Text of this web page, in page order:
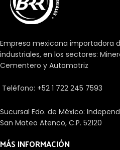
Empresa mexicana importadora
industriales, en los sectores:
Cementero y Automotriz
Teléfono: +52 1 722 245 7593
Sucursal Edo. de México:
San Mateo Atenco, C.P. 52120
MÁS INFORMACIÓN